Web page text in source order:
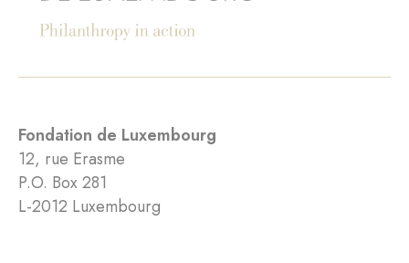
Fondation de Luxembourg
12, rue Erasme
P.O. Box 281
L-2012 Luxembourg